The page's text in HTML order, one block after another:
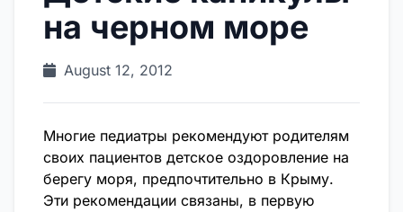
на черном море
August 12, 2012
Многие педиатры рекомендуют родителям
своих пациентов детское оздоровление на
берегу моря, предпочтительно в Крыму.
Эти рекомендации связаны, в первую